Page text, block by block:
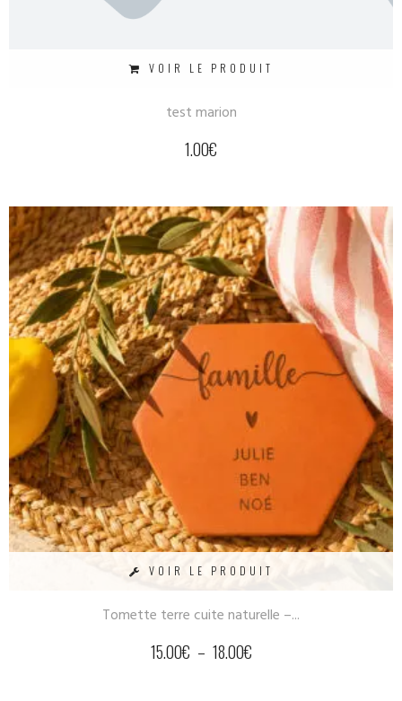
VOIR LE PRODUIT
test marion
1.00€
VOIR LE PRODUIT
Tomette terre cuite naturelle –...
15.00€ – 18.00€